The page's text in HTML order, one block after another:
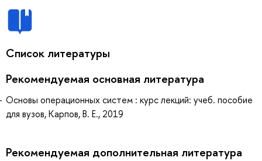
Список литературы
Рекомендуемая основная литература
Основы операционных систем : курс лекций: учеб. пособие
для вузов, Карпов, В. Е., 2019
Рекомендуемая дополнительная литература